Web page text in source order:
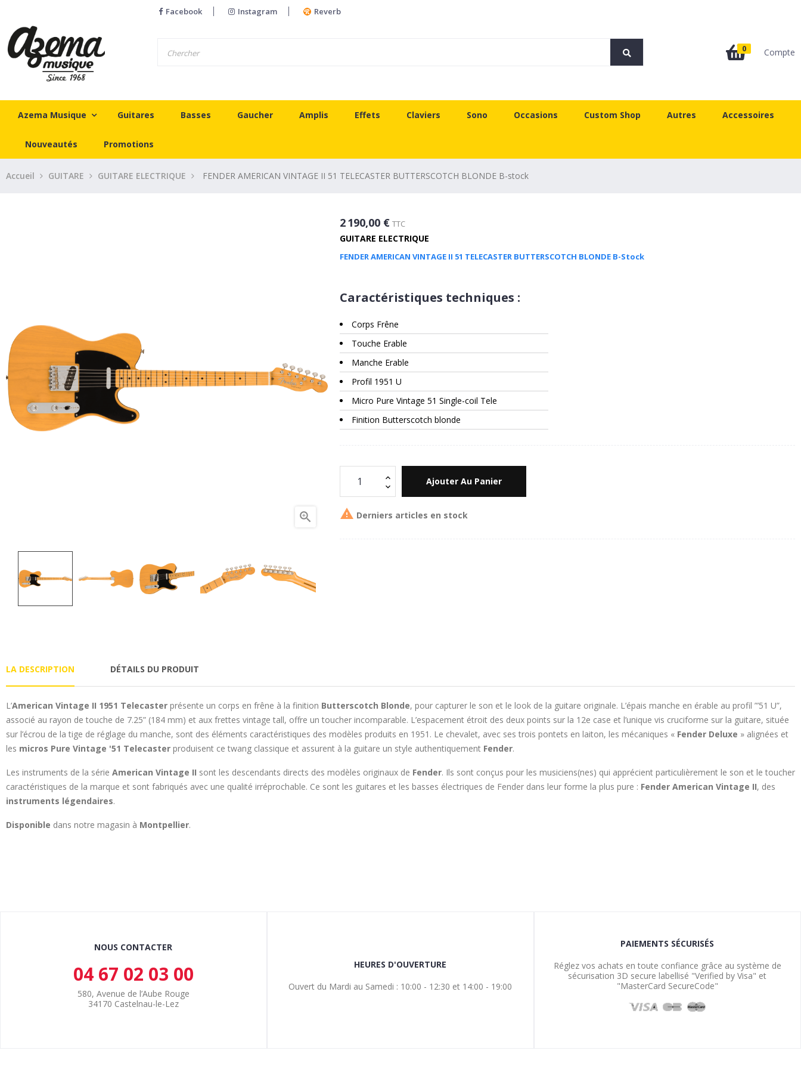
Facebook Instagram Reverb
0 Compte
Azema Musique Guitares Basses Gaucher Amplis Effets Claviers Sono Occasions Custom Shop Autres Accessoires
Nouveautés Promotions
Accueil GUITARE GUITARE ELECTRIQUE FENDER AMERICAN VINTAGE II 51 TELECASTER BUTTERSCOTCH BLONDE B-stock

2 190,00 € TTC
GUITARE ELECTRIQUE
FENDER AMERICAN VINTAGE II 51 TELECASTER BUTTERSCOTCH BLONDE B-Stock
Caractéristiques techniques :
Corps Frêne
Touche Erable
Manche Erable
Profil 1951 U
Micro Pure Vintage 51 Single-coil Tele
Finition Butterscotch blonde
Ajouter Au Panier
 Derniers articles en stock
LA DESCRIPTION DÉTAILS DU PRODUIT
L’American Vintage II 1951 Telecaster présente un corps en frêne à la finition Butterscotch Blonde, pour capturer le son et le look de la guitare originale. L’épais manche en érable au profil ”’51 U”,
associé au rayon de touche de 7.25” (184 mm) et aux frettes vintage tall, offre un toucher incomparable. L’espacement étroit des deux points sur la 12e case et l’unique vis cruciforme sur la guitare, située
sur l’écrou de la tige de réglage du manche, sont des éléments caractéristiques des modèles produits en 1951. Le chevalet, avec ses trois pontets en laiton, les mécaniques « Fender Deluxe » alignées et
les micros Pure Vintage '51 Telecaster produisent ce twang classique et assurent à la guitare un style authentiquement Fender.
Les instruments de la série American Vintage II sont les descendants directs des modèles originaux de Fender. Ils sont conçus pour les musiciens(nes) qui apprécient particulièrement le son et le toucher
caractéristiques de la marque et sont fabriqués avec une qualité irréprochable. Ce sont les guitares et les basses électriques de Fender dans leur forme la plus pure : Fender American Vintage II, des
instruments légendaires.
Disponible dans notre magasin à Montpellier.
NOUS CONTACTER
04 67 02 03 00
580, Avenue de l’Aube Rouge
34170 Castelnau-le-Lez
HEURES D'OUVERTURE
Ouvert du Mardi au Samedi : 10:00 - 12:30 et 14:00 - 19:00
PAIEMENTS SÉCURISÉS
Réglez vos achats en toute confiance grâce au système de
sécurisation 3D secure labellisé "Verified by Visa" et
"MasterCard SecureCode"